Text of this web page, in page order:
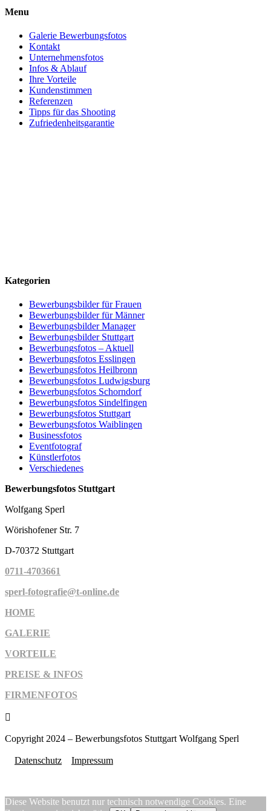
Menu
Galerie Bewerbungsfotos
Kontakt
Unternehmensfotos
Infos & Ablauf
Ihre Vorteile
Kundenstimmen
Referenzen
Tipps für das Shooting
Zufriedenheitsgarantie
Kategorien
Bewerbungsbilder für Frauen
Bewerbungsbilder für Männer
Bewerbungsbilder Manager
Bewerbungsbilder Stuttgart
Bewerbungsfotos – Aktuell
Bewerbungsfotos Esslingen
Bewerbungsfotos Heilbronn
Bewerbungsfotos Ludwigsburg
Bewerbungsfotos Schorndorf
Bewerbungsfotos Sindelfingen
Bewerbungsfotos Stuttgart
Bewerbungsfotos Waiblingen
Businessfotos
Eventfotograf
Künstlerfotos
Verschiedenes
Bewerbungsfotos Stuttgart
Wolfgang Sperl
Wörishofener Str. 7
D-70372 Stuttgart
0711-4703661
sperl-fotografie@t-online.de
HOME
GALERIE
VORTEILE
PREISE & INFOS
FIRMENFOTOS

Copyright 2024 – Bewerbungsfotos Stuttgart Wolfgang Sperl
Datenschutz Impressum
Diese Website benutzt nur technisch notwendige Cookies. Eine